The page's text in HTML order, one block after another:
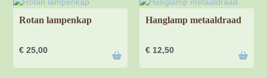
Rotan lampenkap
€ 25,00
Hanglamp metaaldraad
€ 12,50